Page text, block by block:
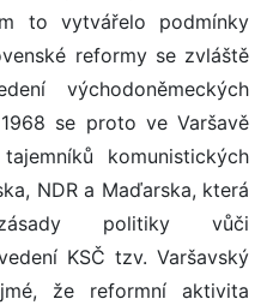
to vytvářelo podmínky
reformy se zvláště
východoněmeckých
se proto ve Varšavě
komunistických
NDR a Maďarska, která
politiky vůči
KSČ tzv. Varšavský
že reformní aktivita